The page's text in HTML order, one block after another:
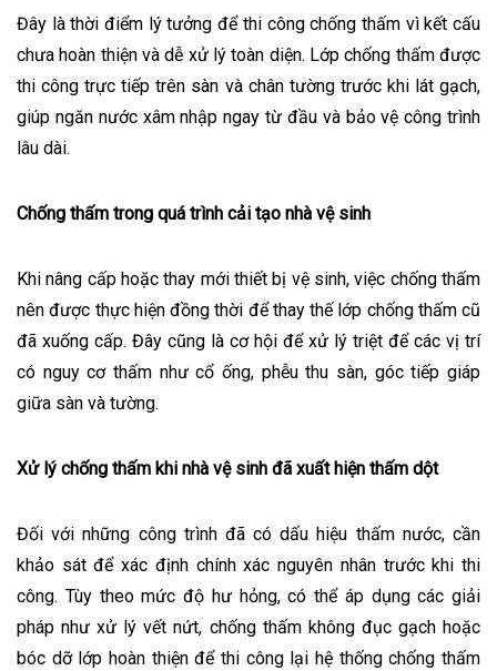
Đây là thời điểm lý tưởng để thi công chống thấm vì kết cấu
chưa hoàn thiện và dễ xử lý toàn diện. Lớp chống thấm được
thi công trực tiếp trên sàn và chân tường trước khi lát gạch,
giúp ngăn nước xâm nhập ngay từ đầu và bảo vệ công trình
lâu dài.
Chống thấm trong quá trình cải tạo nhà vệ sinh
Khi nâng cấp hoặc thay mới thiết bị vệ sinh, việc chống thấm
nên được thực hiện đồng thời để thay thế lớp chống thấm cũ
đã xuống cấp. Đây cũng là cơ hội để xử lý triệt để các vị trí
có nguy cơ thấm như cổ ống, phễu thu sàn, góc tiếp giáp
giữa sàn và tường.
Xử lý chống thấm khi nhà vệ sinh đã xuất hiện thấm dột
Đối với những công trình đã có dấu hiệu thấm nước, cần
khảo sát để xác định chính xác nguyên nhân trước khi thi
công. Tùy theo mức độ hư hỏng, có thể áp dụng các giải
pháp như xử lý vết nứt, chống thấm không đục gạch hoặc
bóc dỡ lớp hoàn thiện để thi công lại hệ thống chống thấm